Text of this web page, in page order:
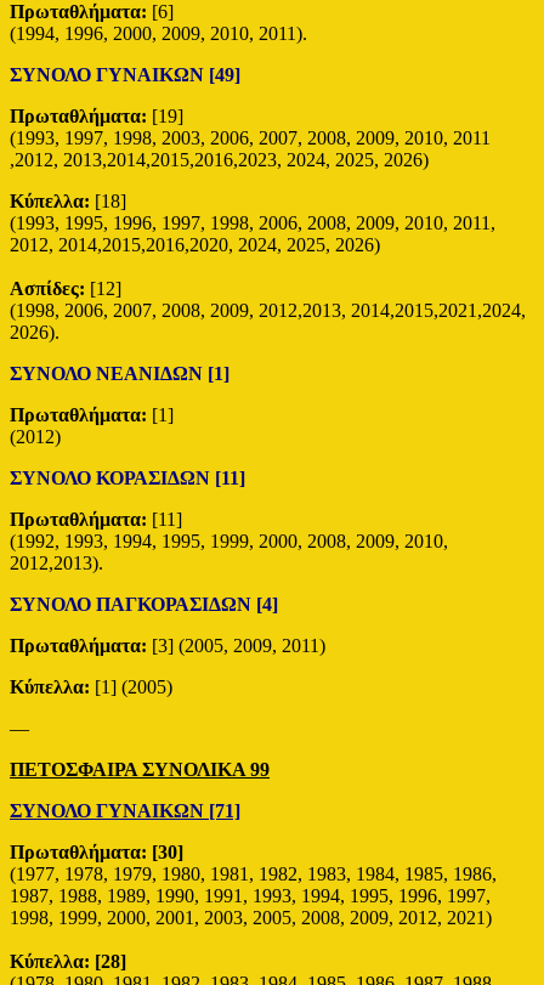
Πρωταθλήματα: [6]
(1994, 1996, 2000, 2009, 2010, 2011).
ΣΥΝΟΛΟ ΓΥΝΑΙΚΩΝ [49]
Πρωταθλήματα: [19]
(1993, 1997, 1998, 2003, 2006, 2007, 2008, 2009, 2010, 2011
,2012, 2013,2014,2015,2016,2023, 2024, 2025, 2026)
Κύπελλα: [18]
(1993, 1995, 1996, 1997, 1998, 2006, 2008, 2009, 2010, 2011,
2012, 2014,2015,2016,2020, 2024, 2025, 2026)
Ασπίδες: [12]
(1998, 2006, 2007, 2008, 2009, 2012,2013, 2014,2015,2021,2024,
2026).
ΣΥΝΟΛΟ ΝΕΑΝΙΔΩΝ [1]
Πρωταθλήματα: [1]
(2012)
ΣΥΝΟΛΟ ΚΟΡΑΣΙΔΩΝ [11]
Πρωταθλήματα: [11]
(1992, 1993, 1994, 1995, 1999, 2000, 2008, 2009, 2010,
2012,2013).
ΣΥΝΟΛΟ ΠΑΓΚΟΡΑΣΙΔΩΝ [4]
Πρωταθλήματα: [3] (2005, 2009, 2011)
Κύπελλα: [1] (2005)
—
ΠΕΤΟΣΦΑΙΡΑ ΣΥΝΟΛΙΚΑ 99
ΣΥΝΟΛΟ ΓΥΝΑΙΚΩΝ [71]
Πρωταθλήματα: [30]
(1977, 1978, 1979, 1980, 1981, 1982, 1983, 1984, 1985, 1986,
1987, 1988, 1989, 1990, 1991, 1993, 1994, 1995, 1996, 1997,
1998, 1999, 2000, 2001, 2003, 2005, 2008, 2009, 2012, 2021)
Κύπελλα: [28]